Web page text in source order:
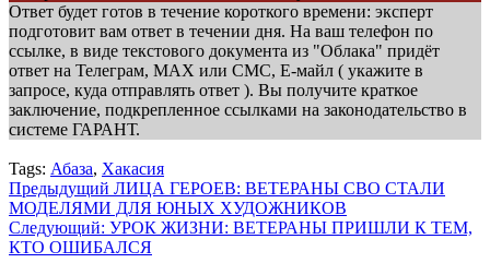
Ответ будет готов в течение короткого времени: эксперт
подготовит вам ответ в течении дня. На ваш телефон по
ссылке, в виде текстового документа из "Облака" придёт
ответ на Телеграм, МАХ или СМС, Е-майл ( укажите в
запросе, куда отправлять ответ ). Вы получите краткое
заключение, подкрепленное ссылками на законодательство в
системе ГАРАНТ.
Tags: Абаза, Хакасия
Навигация
записи
Предыдущий ЛИЦА ГЕРОЕВ: ВЕТЕРАНЫ СВО СТАЛИ
МОДЕЛЯМИ ДЛЯ ЮНЫХ ХУДОЖНИКОВ
Следующий: УРОК ЖИЗНИ: ВЕТЕРАНЫ ПРИШЛИ К ТЕМ,
КТО ОШИБАЛСЯ